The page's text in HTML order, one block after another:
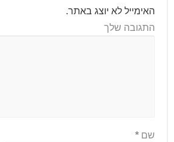
האימייל לא יוצג באתר.
התגובה שלך
שם*